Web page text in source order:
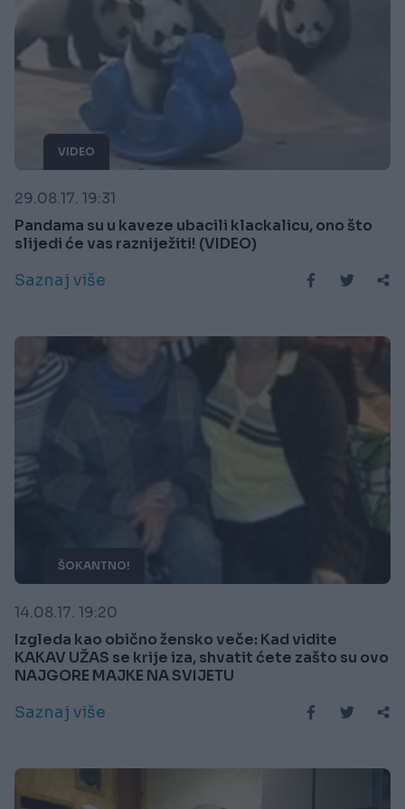
VIDEO
29.08.17. 19:31
Pandama su u kaveze ubacili klackalicu, ono što
slijedi će vas razniježiti! (VIDEO)
Saznaj više
ŠOKANTNO!
14.08.17. 19:20
Izgleda kao obično žensko veče: Kad vidite
KAKAV UŽAS se krije iza, shvatit ćete zašto su ovo
NAJGORE MAJKE NA SVIJETU
Saznaj više